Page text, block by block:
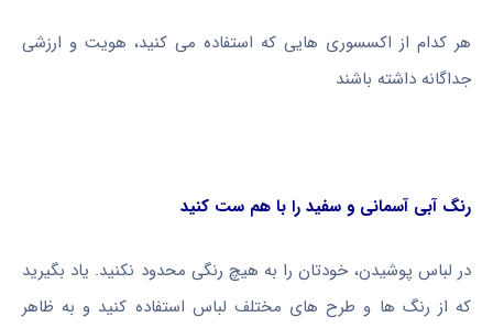
هر کدام از اکسسوری هایی که استفاده می کنید، هویت و ارزشی
جداگانه داشته باشند
رنگ آبی آسمانی و سفید را با هم ست کنید
در لباس پوشیدن، خودتان را به هیچ رنگی محدود نکنید. یاد بگیرید
که از رنگ ها و طرح های مختلف لباس استفاده کنید و به ظاهر